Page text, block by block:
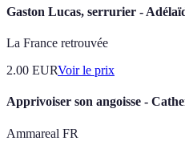
Gaston Lucas, serrurier -
La France retrouvée
2.00 EURVoir le prix
Apprivoiser son angoisse -
Ammareal FR